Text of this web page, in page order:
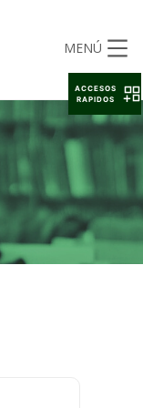
MENÚ
ACCESOS
RAPIDOS